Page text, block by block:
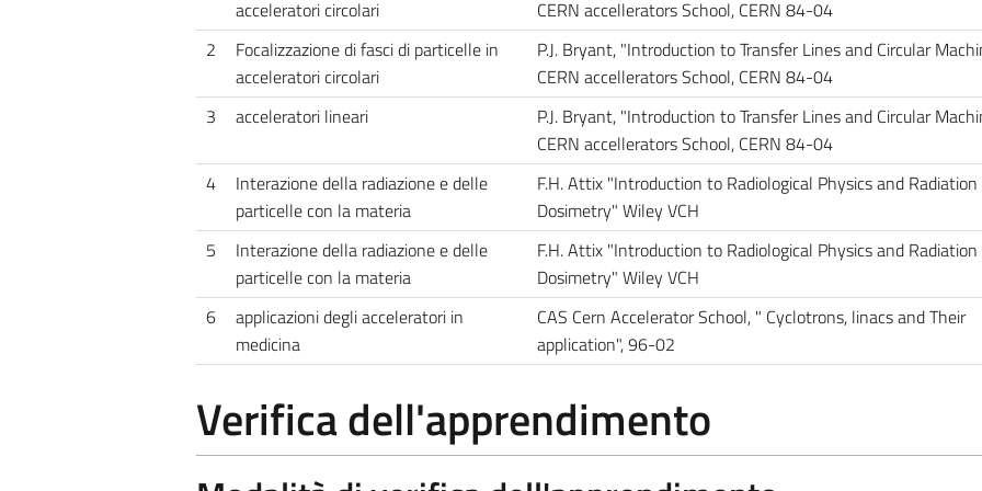
acceleratori circolari
CERN accellerators School, CERN 84-04
2
Focalizzazione di fasci di particelle in
acceleratori circolari
P.J. Bryant, "Introduction to Transfer Lines and Circular
CERN accellerators School, CERN 84-04
3
acceleratori lineari
P.J. Bryant, "Introduction to Transfer Lines and Circular
CERN accellerators School, CERN 84-04
4
Interazione della radiazione e delle
particelle con la materia
F.H. Attix "Introduction to Radiological Physics and Radiation
Dosimetry" Wiley VCH
5
Interazione della radiazione e delle
particelle con la materia
F.H. Attix "Introduction to Radiological Physics and Radiation
Dosimetry" Wiley VCH
6
applicazioni degli acceleratori in
medicina
CAS Cern Accelerator School, " Cyclotrons, linacs and Their
application", 96-02
Verifica dell'apprendimento